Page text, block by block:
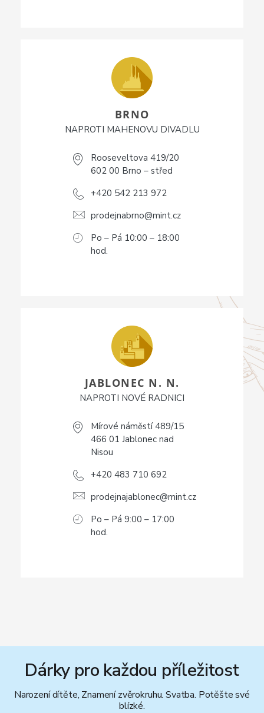
BRNO
NAPROTI MAHENOVU DIVADLU
Rooseveltova 419/20
602 00 Brno – střed
+420 542 213 972
prodejnabrno@mint.cz
Po – Pá 10:00 – 18:00
hod.
JABLONEC N. N.
NAPROTI NOVÉ RADNICI
Mírové náměstí 489/15
466 01 Jablonec nad
Nisou
+420 483 710 692
prodejnajablonec@mint.cz
Po – Pá 9:00 – 17:00
hod.
Dárky pro každou příležitost
Narození dítěte, Znamení zvěrokruhu. Svatba. Potěšte své
blízké.